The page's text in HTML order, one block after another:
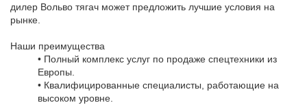
дилер Вольво тягач может предложить лучшие условия на
рынке.
Наши преимущества
• Полный комплекс услуг по продаже спецтехники из
Европы.
• Квалифицированные специалисты, работающие на
высоком уровне.